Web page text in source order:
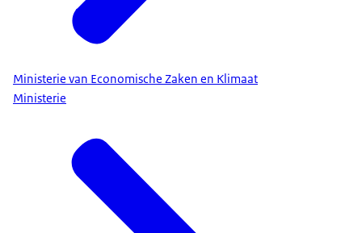
Ministerie van Economische Zaken en Klimaat
Ministerie